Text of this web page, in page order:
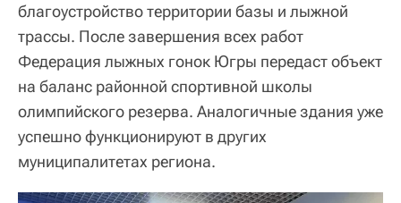
благоустройство территории базы и лыжной
трассы. После завершения всех работ
Федерация лыжных гонок Югры передаст объект
на баланс районной спортивной школы
олимпийского резерва. Аналогичные здания уже
успешно функционируют в других
муниципалитетах региона.